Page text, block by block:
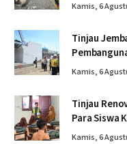
Kamis, 6
Tinjau
dan Tepat
Kamis, 6
Tinjau
Para Siswa
Kamis, 6